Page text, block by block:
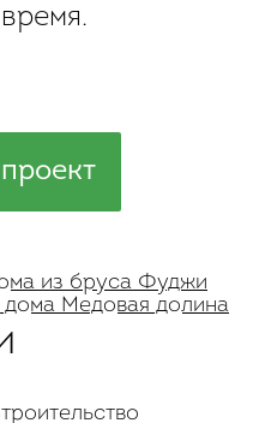
из бруса Фуджи
дома Медовая долина